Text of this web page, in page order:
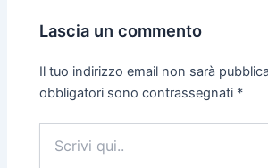
Lascia un commento
Il tuo indirizzo email non sarà
obbligatori sono contrassegnati *
qui..